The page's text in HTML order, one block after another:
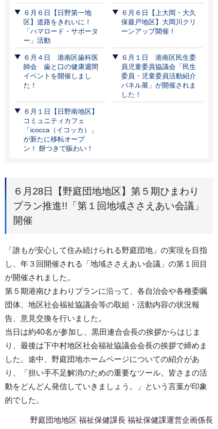
６月６日【日野第一地
区】道路をきれいに！
「ハマロード・サポータ
ー」活動
６月６日【上大岡・大久
保最戸地区】大岡川クリ
ーンアップ開催！
６月４日 港南区歯科医
師会 歯と口の健康週間
イベントを開催しまし
た！
６月１日 港南区民生委
員児童委員協議会「民生
委員・児童委員活動紹介
パネル展」が開催されま
した！
６月１日【日野南地区】
コミュニティカフェ
「icocca（イコッカ）」
が新たに移転オープ
ン！ 餅つきで賑わい！
６月28日【野庭団地地区】第５期ひまわり
プラン推進!!「第１回地域ささえあい会議」
開催
「誰もが安心して住み続けられる野庭団地」の実現を目指
し、年３回開催される「地域ささえあい会議」の第１回目
が開催されました。
第５期港南ひまわりプランに沿って、各自治会や各種委嘱
団体、地区社会福祉協議会等の取組・活動内容の状況報
告、意見交換を行いました。
当日は約40名が参加し、黒田連合会長の挨拶からはじま
り、最後は下中村地区社会福祉協議会会長の挨拶で締めま
した。途中、野庭団地ホームページについての紹介があ
り、「担い手不足解消のための重要なツール。皆さまの活
動をどんどん発信していきましょう。」という言葉が印象
的でした。
野庭団地地区 福祉保健課長 福祉保健課運営企画係長